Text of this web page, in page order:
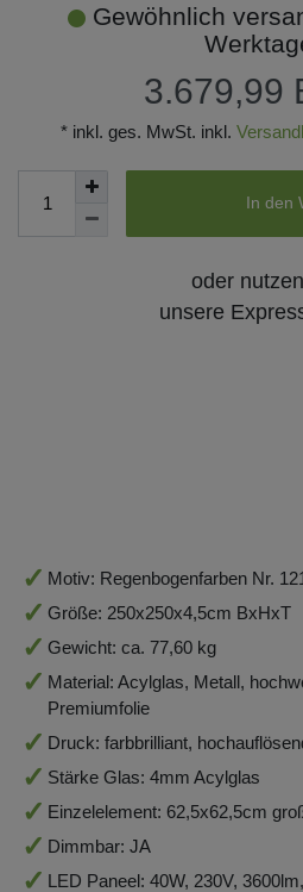
Gewöhnlich
3.679,99
* inkl. ges. MwSt. inkl.
In den
oder
unsere
Motiv: Regenbogenfarben Nr.
Größe: 250x250x4,5cm BxHxT
Gewicht: ca. 77,60 kg
Material: Acylglas, Metall,
Premiumfolie
Druck: farbbrilliant,
Stärke Glas: 4mm Acylglas
Einzelelement: 62,5x62,5cm
Dimmbar: JA
LED Paneel: 40W, 230V,